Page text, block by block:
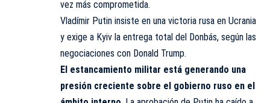
vez más comprometida.
Vladímir Putin insiste en una victoria rusa en Ucrania
y exige a Kyiv la entrega total del Donbás, según las
negociaciones con Donald Trump.
El estancamiento militar está generando una
presión creciente sobre el gobierno ruso en el